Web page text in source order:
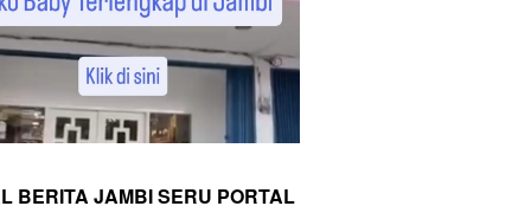
BERITA JAMBI SERU PORTAL